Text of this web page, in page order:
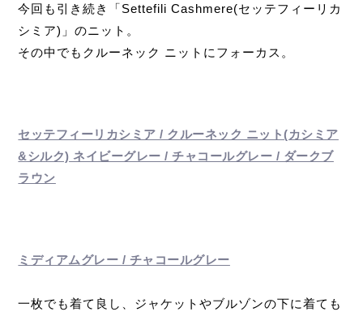
今回も引き続き「Settefili Cashmere(セッテフィーリカ
シミア)」のニット。
その中でもクルーネック ニットにフォーカス。
セッテフィーリカシミア / クルーネック ニット(カシミア
&シルク) ネイビーグレー / チャコールグレー / ダークブ
ラウン
ミディアムグレー / チャコールグレー
一枚でも着て良し、ジャケットやブルゾンの下に着ても